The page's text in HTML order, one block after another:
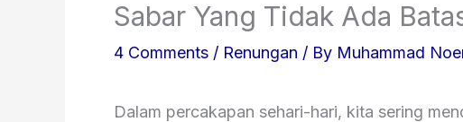
Sabar Yang Tidak Ada
4 Comments / Renungan / By Muhammad
Dalam percakapan sehari-hari, kita sering